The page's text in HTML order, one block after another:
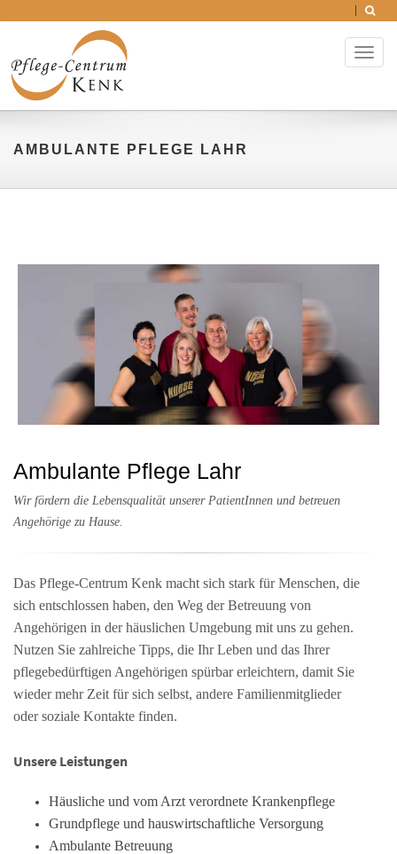
AMBULANTE PFLEGE LAHR
Ambulante Pflege Lahr
Wir fördern die Lebensqualität unserer PatientInnen und betreuen
Angehörige zu Hause.
Das Pflege-Centrum Kenk macht sich stark für Menschen, die
sich entschlossen haben, den Weg der Betreuung von
Angehörigen in der häuslichen Umgebung mit uns zu gehen.
Nutzen Sie zahlreiche Tipps, die Ihr Leben und das Ihrer
pflegebedürftigen Angehörigen spürbar erleichtern, damit Sie
wieder mehr Zeit für sich selbst, andere Familienmitglieder
oder soziale Kontakte finden.
Unsere Leistungen
Häusliche und vom Arzt verordnete Krankenpflege
Grundpflege und hauswirtschaftliche Versorgung
Ambulante Betreuung